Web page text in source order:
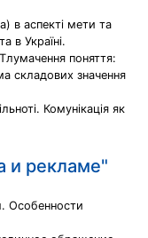
в аспекті мети та
в Україні.
поняття:
складових значення
Комунікація як
и рекламе"
Особенности